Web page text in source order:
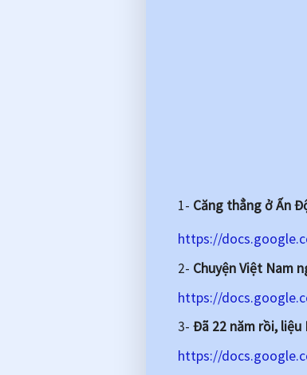
1- Căng thẳng ở Ấn
https://
2- Chuyện Việt Nam
https://
3- Đã 22 năm rồi,
https://